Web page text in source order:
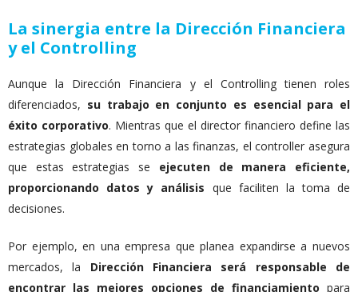
La sinergia entre la Dirección Financiera
y el Controlling
Aunque la Dirección Financiera y el Controlling tienen roles
diferenciados, su trabajo en conjunto es esencial para el
éxito corporativo. Mientras que el director financiero define las
estrategias globales en torno a las finanzas, el controller asegura
que estas estrategias se ejecuten de manera eficiente,
proporcionando datos y análisis que faciliten la toma de
decisiones.
Por ejemplo, en una empresa que planea expandirse a nuevos
mercados, la Dirección Financiera será responsable de
encontrar las mejores opciones de financiamiento para